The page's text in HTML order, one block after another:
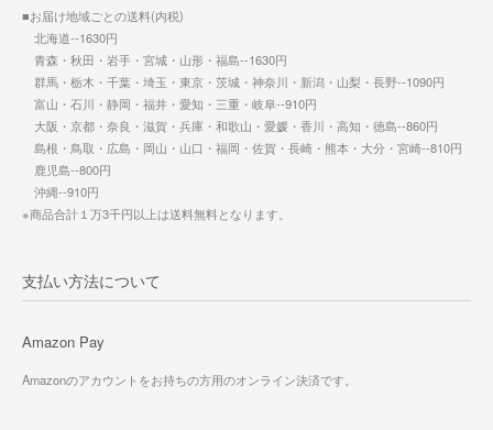
■お届け地域ごとの送料(内税)
北海道--1630円
青森・秋田・岩手・宮城・山形・福島--1630円
群馬・栃木・千葉・埼玉・東京・茨城・神奈川・新潟・山梨・長野--1090円
富山・石川・静岡・福井・愛知・三重・岐阜--910円
大阪・京都・奈良・滋賀・兵庫・和歌山・愛媛・香川・高知・徳島--860円
島根・鳥取・広島・岡山・山口・福岡・佐賀・長崎・熊本・大分・宮崎--810円
鹿児島--800円
沖縄--910円
※商品合計１万3千円以上は送料無料となります。
支払い方法について
Amazon Pay
Amazonのアカウントをお持ちの方用のオンライン決済です。